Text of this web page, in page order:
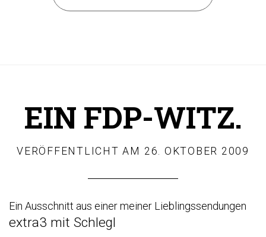
EIN FDP-WITZ.
VERÖFFENTLICHT AM 26. OKTOBER 2009
Ein Ausschnitt aus einer meiner Lieblingssendungen
extra3 mit Schlegl